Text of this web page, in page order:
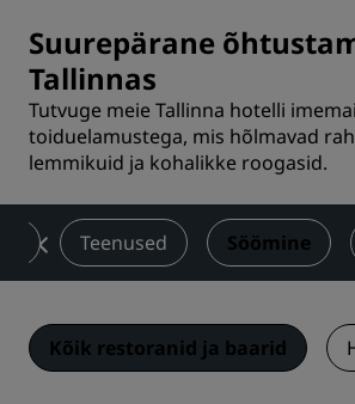
Suurepärane
Tallinnas
Tutvuge meie Tallinna hotelli
toiduelamustega, mis hõlmavad
lemmikuid ja kohalikke roogasid.
Teenused Söömine
Kõik restoranid ja baarid